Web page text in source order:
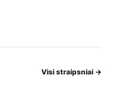
Visi straipsniai →